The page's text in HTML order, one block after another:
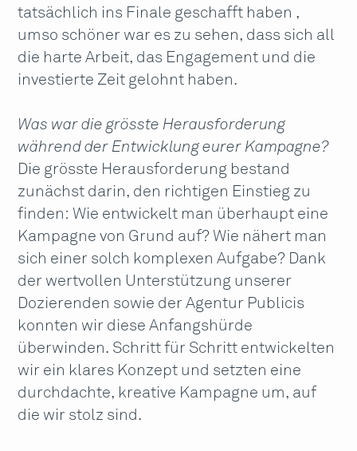
tatsächlich ins Finale geschafft haben ,
umso schöner war es zu sehen, dass sich all
die harte Arbeit, das Engagement und die
investierte Zeit gelohnt haben.
Was war die grösste Herausforderung
während der Entwicklung eurer Kampagne?
Die grösste Herausforderung bestand
zunächst darin, den richtigen Einstieg zu
finden: Wie entwickelt man überhaupt eine
Kampagne von Grund auf? Wie nähert man
sich einer solch komplexen Aufgabe? Dank
der wertvollen Unterstützung unserer
Dozierenden sowie der Agentur Publicis
konnten wir diese Anfangshürde
überwinden. Schritt für Schritt entwickelten
wir ein klares Konzept und setzten eine
durchdachte, kreative Kampagne um, auf
die wir stolz sind.